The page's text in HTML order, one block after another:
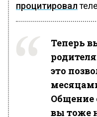
процитировал
Теперь
это
Общение
вы тоже